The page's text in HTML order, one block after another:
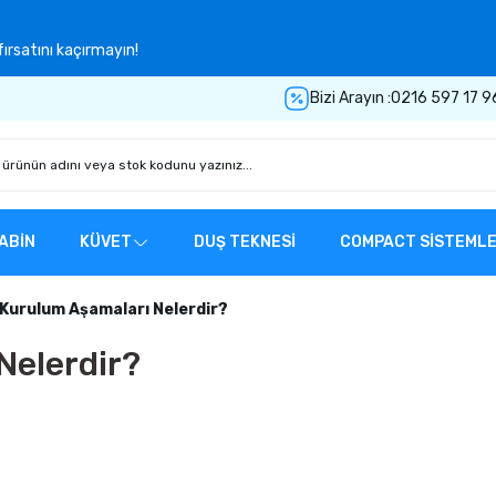
kaçırmayın!
Bizi Arayın :0216 597 17
KÜVET DUŞ TEKNESİ COMPACT
Aşamaları Nelerdir?